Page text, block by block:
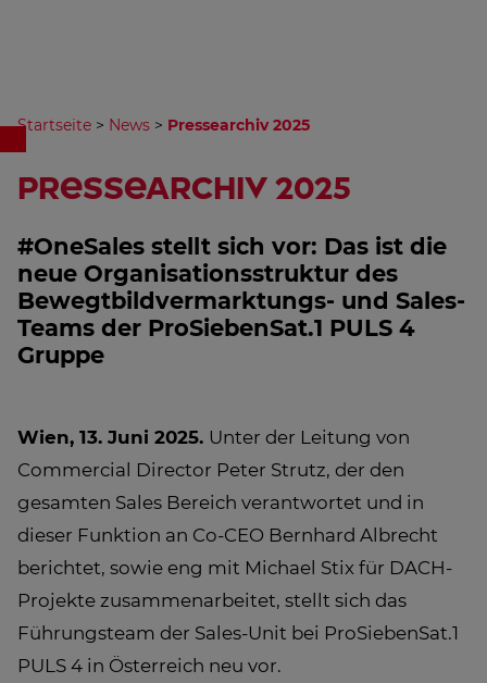
Startseite > News > Pressearchiv 2025
Pressearchiv 2025
#OneSales stellt sich vor: Das ist die
neue Organisationsstruktur des
Bewegtbildvermarktungs- und Sales-
Teams der ProSiebenSat.1 PULS 4
Gruppe
Wien, 13. Juni 2025. Unter der Leitung von
Commercial Director Peter Strutz, der den
gesamten Sales Bereich verantwortet und in
dieser Funktion an Co-CEO Bernhard Albrecht
berichtet, sowie eng mit Michael Stix für DACH-
Projekte zusammenarbeitet, stellt sich das
Führungsteam der Sales-Unit bei ProSiebenSat.1
PULS 4 in Österreich neu vor.